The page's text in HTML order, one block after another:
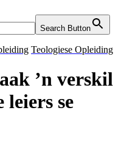
Search Button
Teologiese Opleiding
’n verskil
se